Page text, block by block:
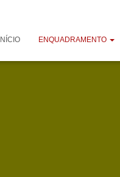
INÍCIO ENQUADRAMENTO